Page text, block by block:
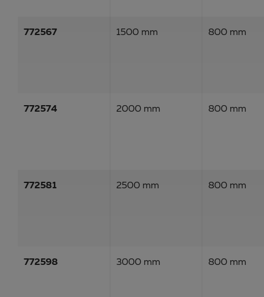
772567 1500 mm 800 mm
772574 2000 mm 800 mm
772581 2500 mm 800 mm
772598 3000 mm 800 mm